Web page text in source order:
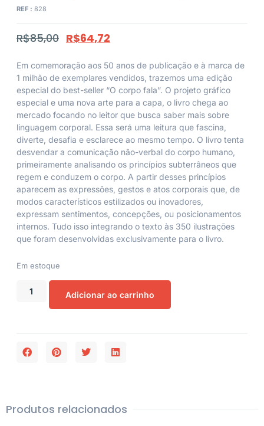
REF : 828
R$85,00 R$64,72
Em comemoração aos 50 anos de publicação e à marca de
1 milhão de exemplares vendidos, trazemos uma edição
especial do best-seller “O corpo fala”. O projeto gráfico
especial e uma nova arte para a capa, o livro chega ao
mercado focando no leitor que busca saber mais sobre
linguagem corporal. Essa será uma leitura que fascina,
diverte, desafia e esclarece ao mesmo tempo. O livro tenta
desvendar a comunicação não-verbal do corpo humano,
primeiramente analisando os princípios subterrâneos que
regem e conduzem o corpo. A partir desses princípios
aparecem as expressões, gestos e atos corporais que, de
modos característicos estilizados ou inovadores,
expressam sentimentos, concepções, ou posicionamentos
internos. Tudo isso integrando o texto às 350 ilustrações
que foram desenvolvidas exclusivamente para o livro.
Em estoque
Adicionar ao carrinho
Produtos relacionados